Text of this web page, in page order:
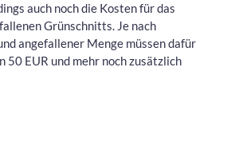
auch noch die Kosten für das
Grünschnitts. Je nach
angefallener Menge müssen dafür
50 EUR und mehr noch zusätzlich